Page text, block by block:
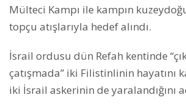
Mülteci Kampı ile kampın
topçu atışlarıyla hedef alındı.
İsrail ordusu dün Refah kentinde
çatışmada” iki Filistinlinin hayatını
iki İsrail askerinin de yaralandığını